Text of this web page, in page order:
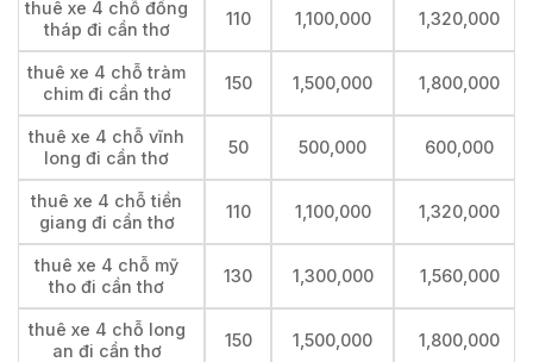
thuê xe 4 chỗ đồng
tháp đi cần thơ
110 1,100,000 1,320,000
thuê xe 4 chỗ tràm
chim đi cần thơ
150 1,500,000 1,800,000
thuê xe 4 chỗ vĩnh
long đi cần thơ
50 500,000 600,000
thuê xe 4 chỗ tiền
giang đi cần thơ
110 1,100,000 1,320,000
thuê xe 4 chỗ mỹ
tho đi cần thơ
130 1,300,000 1,560,000
thuê xe 4 chỗ long
an đi cần thơ
150 1,500,000 1,800,000